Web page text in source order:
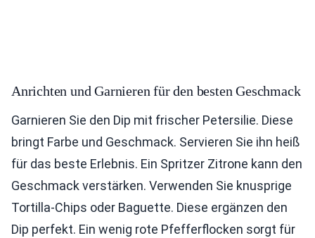
Anrichten und Garnieren für den besten Geschmack
Garnieren Sie den Dip mit frischer Petersilie. Diese
bringt Farbe und Geschmack. Servieren Sie ihn heiß
für das beste Erlebnis. Ein Spritzer Zitrone kann den
Geschmack verstärken. Verwenden Sie knusprige
Tortilla-Chips oder Baguette. Diese ergänzen den
Dip perfekt. Ein wenig rote Pfefferflocken sorgt für